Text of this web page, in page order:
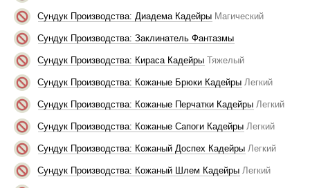
Сундук Производства: Диадема Кадейры Магический
Сундук Производства: Заклинатель Фантазмы
Сундук Производства: Кираса Кадейры Тяжелый
Сундук Производства: Кожаные Брюки Кадейры Легкий
Сундук Производства: Кожаные Перчатки Кадейры Легкий
Сундук Производства: Кожаные Сапоги Кадейры Легкий
Сундук Производства: Кожаный Доспех Кадейры Легкий
Сундук Производства: Кожаный Шлем Кадейры Легкий